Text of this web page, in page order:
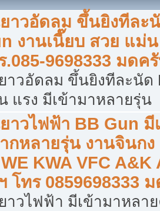
าวอัดลม ขึ้นยิงทีละ
งานเนี๊ยบ สวย แม่
.085-9698333 มดค
าวอัดลม ขึ้นยิงทีละนัด
แรง มีเข้ามาหลายรุ่น
าวไฟฟ้า BB Gun มี
กหลายรุ่น งานจินกง
KWA VFC A&K
โทร 0859698333
าวไฟฟ้า มีเข้ามาหลา